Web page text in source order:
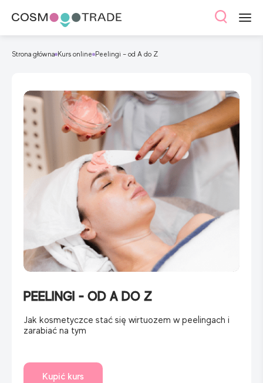
Strona główna Kurs online Peelingi – od A do Z
PEELINGI - OD A DO Z
Jak kosmetyczce stać się wirtuozem w peelingach i
zarabiać na tym
Kupić kurs